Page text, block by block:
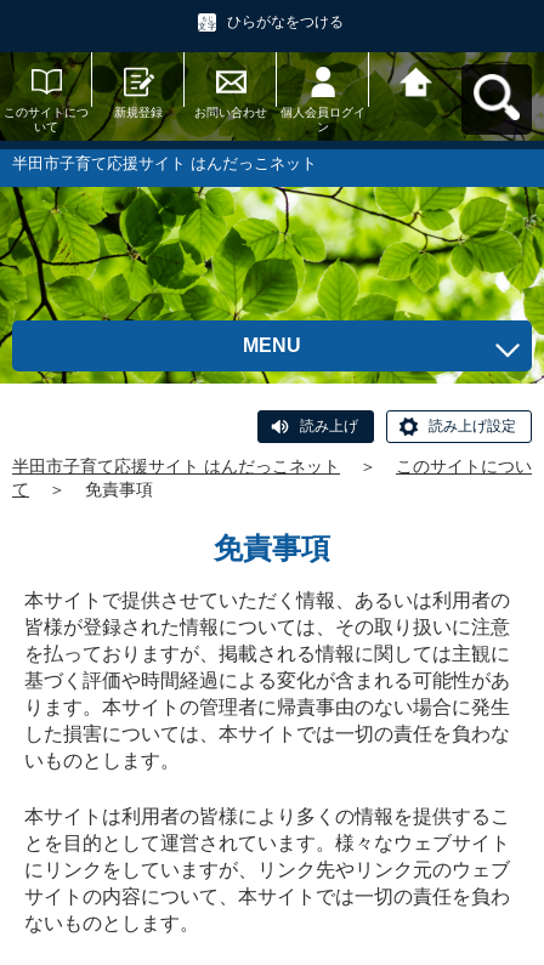
ひらがなをつける
このサイトにつ
いて
新規登録 お問い合わせ
個人会員ログイ
ン
半田市子育て応
援サイト はんだ
っこネットへ戻
半田市子育て応援サイト はんだっこネット
MENU
読み上げ 読み上げ設定
半田市子育て応援サイト はんだっこネット ＞
このサイトについ
て
＞ 免責事項
免責事項
本サイトで提供させていただく情報、あるいは利用者の
皆様が登録された情報については、その取り扱いに注意
を払っておりますが、掲載される情報に関しては主観に
基づく評価や時間経過による変化が含まれる可能性があ
ります。本サイトの管理者に帰責事由のない場合に発生
した損害については、本サイトでは一切の責任を負わな
いものとします。
本サイトは利用者の皆様により多くの情報を提供するこ
とを目的として運営されています。様々なウェブサイト
にリンクをしていますが、リンク先やリンク元のウェブ
サイトの内容について、本サイトでは一切の責任を負わ
ないものとします。